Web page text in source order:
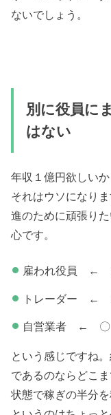
ないでしょう。
別に役員に
はない
年収１億円欲しい
それはウソになり
進のために頑張り
心です。
雇われ役員 ←
トレーダー ←
自営業者 ← 〇
という感じですね
であるのならどこ
状態で稼ぎの半分